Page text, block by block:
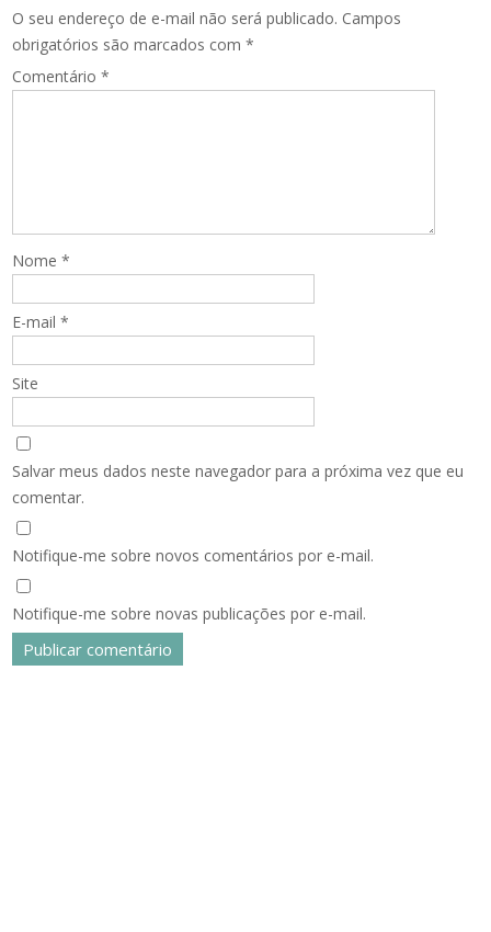
O seu endereço de e-mail não será publicado. Campos
obrigatórios são marcados com*
Comentário*
Nome*
E-mail*
Site
Salvar meus dados neste navegador para a próxima vez que eu
comentar.
Notifique-me sobre novos comentários por e-mail.
Notifique-me sobre novas publicações por e-mail.